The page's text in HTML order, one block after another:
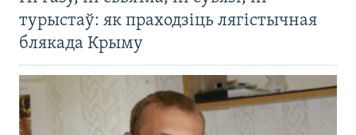
турыстаў: як праходзіць лягістычная
блякада Крыму